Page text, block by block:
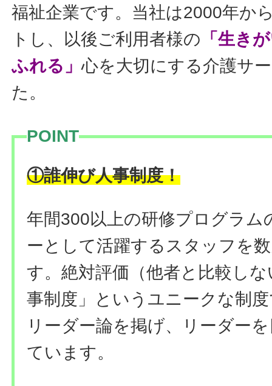
福祉企業です。当社は2000年か
トし、以後ご利用者様の 「生き
ふれる」心を大切にする介護サ
た。
POINT
①誰伸び人事制度！
年間300以上の研修プログラム
ーとして活躍するスタッフを
す。絶対評価（他者と比較し
事制度」というユニークな制
リーダー論を掲げ、リーダー
ています。